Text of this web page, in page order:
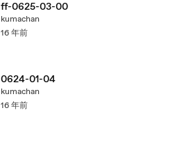
ff-0625-03-00
kumachan
16 年前
0624-01-04
kumachan
16 年前